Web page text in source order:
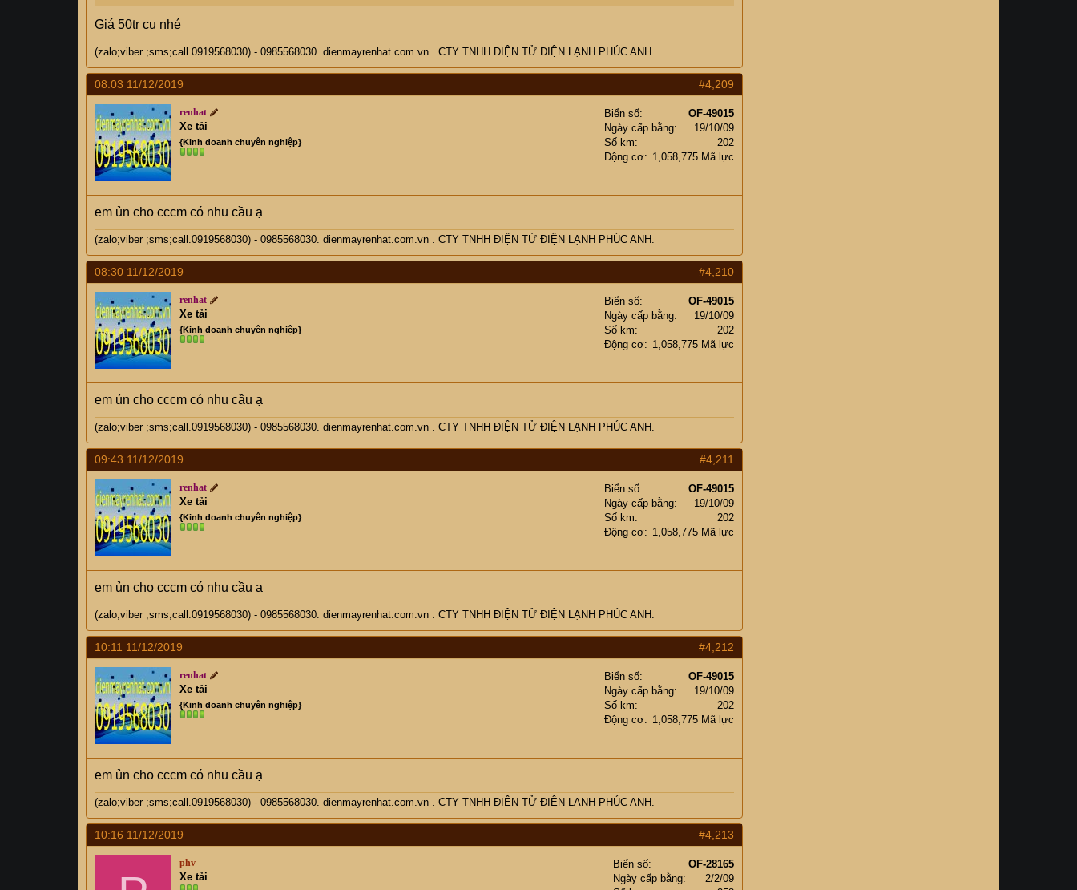
Giá 50tr cụ nhé
(zalo;viber ;sms;call.0919568030) - 0985568030. dienmayrenhat.com.vn . CTY TNHH ĐIỆN TỬ ĐIỆN LẠNH PHÚC ANH.
08:03 11/12/2019 #4,209
renhat
Xe tải
{Kinh doanh chuyên nghiệp}
Biển số
OF-49015
Ngày cấp bằng
19/10/09
Số km
202
Động cơ
1,058,775 Mã lực
em ủn cho cccm có nhu cầu ạ
(zalo;viber ;sms;call.0919568030) - 0985568030. dienmayrenhat.com.vn . CTY TNHH ĐIỆN TỬ ĐIỆN LẠNH PHÚC ANH.
08:30 11/12/2019 #4,210
renhat
Xe tải
{Kinh doanh chuyên nghiệp}
Biển số
OF-49015
Ngày cấp bằng
19/10/09
Số km
202
Động cơ
1,058,775 Mã lực
em ủn cho cccm có nhu cầu ạ
(zalo;viber ;sms;call.0919568030) - 0985568030. dienmayrenhat.com.vn . CTY TNHH ĐIỆN TỬ ĐIỆN LẠNH PHÚC ANH.
09:43 11/12/2019 #4,211
renhat
Xe tải
{Kinh doanh chuyên nghiệp}
Biển số
OF-49015
Ngày cấp bằng
19/10/09
Số km
202
Động cơ
1,058,775 Mã lực
em ủn cho cccm có nhu cầu ạ
(zalo;viber ;sms;call.0919568030) - 0985568030. dienmayrenhat.com.vn . CTY TNHH ĐIỆN TỬ ĐIỆN LẠNH PHÚC ANH.
10:11 11/12/2019 #4,212
renhat
Xe tải
{Kinh doanh chuyên nghiệp}
Biển số
OF-49015
Ngày cấp bằng
19/10/09
Số km
202
Động cơ
1,058,775 Mã lực
em ủn cho cccm có nhu cầu ạ
(zalo;viber ;sms;call.0919568030) - 0985568030. dienmayrenhat.com.vn . CTY TNHH ĐIỆN TỬ ĐIỆN LẠNH PHÚC ANH.
10:16 11/12/2019 #4,213
phv
Xe tải
Biển số
OF-28165
Ngày cấp bằng
2/2/09